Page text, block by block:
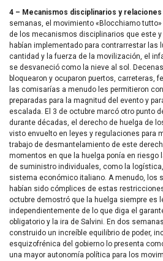
4 – Mecanismos disciplinarios y
semanas, el movimiento «Blocchiamo
de los mecanismos disciplinarios que este
habían implementado para contrarrestar las
cantidad y la fuerza de la movilización, el
se desvaneció como la nieve al sol.
bloquearon y ocuparon puertos, carreteras,
las comisarías a menudo les permitieron
preparadas para la magnitud del evento y
escalada. El 3 de octubre marcó otro punto
durante décadas, el derecho de huelga de
visto envuelto en leyes y regulaciones para
trabajo de desmantelamiento de este
momentos en que la huelga ponía en riesgo
de suministro individuales, como la
sistema económico italiano. A menudo, los
habían sido cómplices de estas
octubre demostró que la huelga siempre es
independientemente de lo que diga el
obligatorio y la ira de Salvini. En dos
construido un increíble equilibrio de poder,
esquizofrénica del gobierno lo presenta
una mayor autonomía política para los